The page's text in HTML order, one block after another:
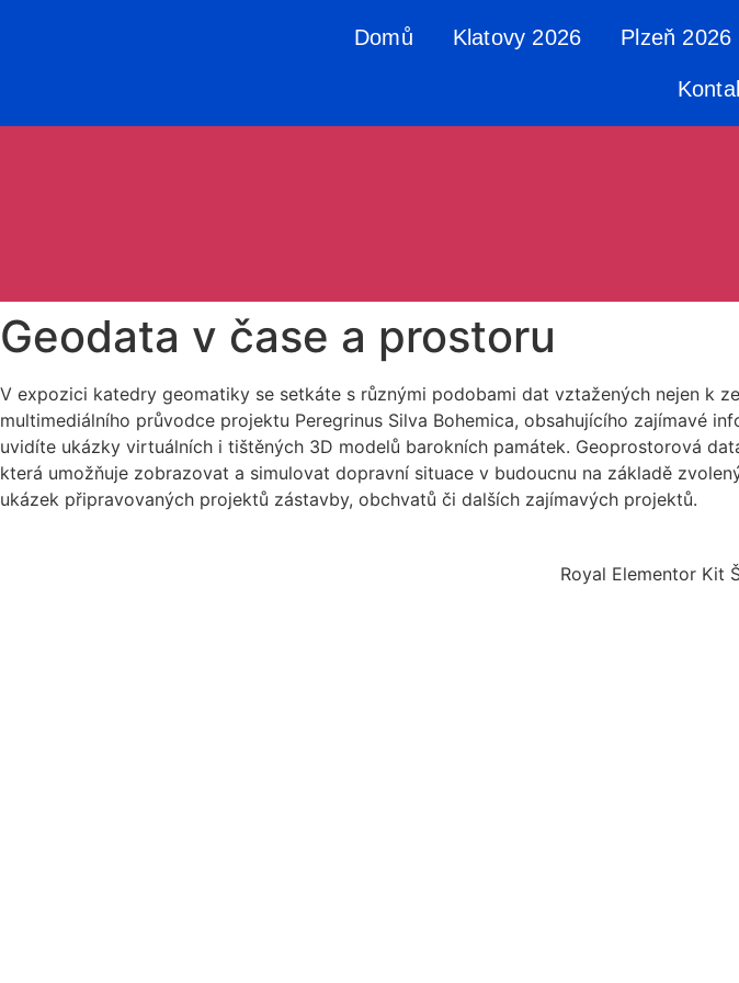
Domů Klatovy 2026 Plzeň 2026
Geodata v čase a prostoru
V expozici katedry geomatiky se setkáte s různými podobami dat vztažených nejen k
multimediálního průvodce projektu Peregrinus Silva Bohemica, obsahujícího zajímavé
uvidíte ukázky virtuálních i tištěných 3D modelů barokních památek. Geoprostorová
která umožňuje zobrazovat a simulovat dopravní situace v budoucnu na základě
ukázek připravovaných projektů zástavby, obchvatů či dalších zajímavých projektů.
Royal Elementor Kit